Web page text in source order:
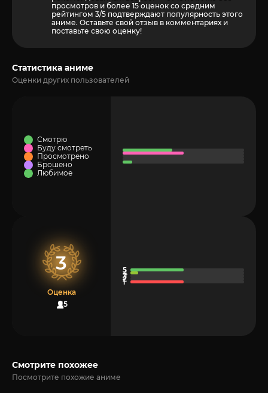
просмотров и более 15 оценок со средним
рейтингом 3/5 подтверждают популярность этого
аниме. Оставьте свой отзыв в комментариях и
поставьте свою оценку!
Статистика аниме
Оценки других пользователей
Смотрю
Буду смотреть
Просмотрено
Брошено
Любимое
3
Оценка
15
Смотрите похожее
Посмотрите похожие аниме